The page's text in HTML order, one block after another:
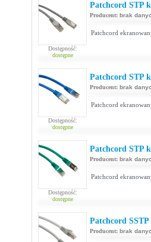
Dostępność:
dostępne
Patchcord STP
Producent: brak
Patchcord
Dostępność:
dostępne
Patchcord STP
Producent: brak
Patchcord
Dostępność:
dostępne
Patchcord STP
Producent: brak
Patchcord
Patchcord
Producent: brak